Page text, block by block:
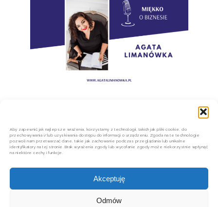
Aby zapewnić jak najlepsze wrażenia, korzystamy z technologii, takich jak pliki cookie, do
przechowywania i/lub uzyskiwania dostępu do informacji o urządzeniu. Zgoda na te technologie
pozwoli nam przetwarzać dane, takie jak zachowanie podczas przeglądania lub unikalne
identyfikatory na tej stronie. Brak wyrażenia zgody lub wycofanie zgody może niekorzystnie wpłynąć
na niektóre cechy i funkcje.
Akceptuję
Odmów